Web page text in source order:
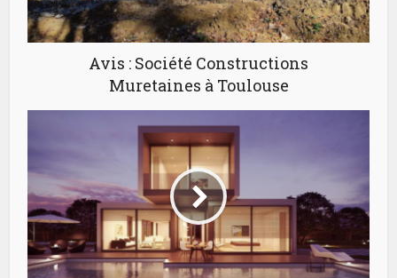
Avis : Société Constructions
Muretaines à Toulouse